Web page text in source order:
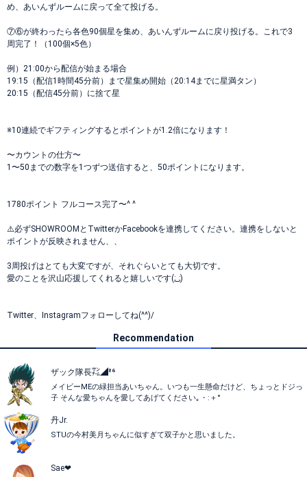
め、あいんずルームに戻って全て投げる。
⑦⑥が終わったら各色90個星を集め、あいんずルームに戻り投げる。これで3
周完了！（100個×5色）
例）21:00から配信が始まる場合
19:15（配信1時間45分前）まで星集め開始（20:14までに星満タン）
20:15（配信45分前）に捨て星
※10連続でギフティングするとポイントが1.2倍になります！
〜カウントの仕方〜
1〜50までの数字を1つずつ送信すると、50ポイントになります。
1780ポイント フルコース完了〜^ ^
⚠️必ずSHOWROOMとTwitterかFacebookを連携してください。連携をしないと
ポイントが反映されません、、
3周投げはとても大変ですが、それぐらいとても大切です。
愛のことを沢山応援してくれると嬉しいです(;_;)
Twitter、Instagramフォローしてね(^^)/
Recommendation
ザック隊長㌠◢⁸⁶
メイビーMEの緑担当あいちゃん。いつも一生懸命だけど、ちょっとドジっ
子 そんな愛ちゃんを愛してあげてください｡・:＋°
丹Jr.
STUの今村美月ちゃんに似すぎて双子かと思いました。
Sae❤︎